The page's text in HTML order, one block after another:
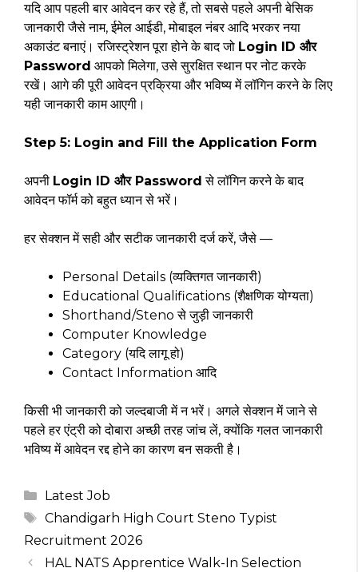
यदि आप पहली बार आवेदन कर रहे हैं, तो सबसे पहले अपनी बेसिक
जानकारी जैसे नाम, ईमेल आईडी, मोबाइल नंबर आदि भरकर नया
अकाउंट बनाएं। रजिस्ट्रेशन पूरा होने के बाद जो Login ID और
Password आपको मिलेगा, उसे सुरक्षित स्थान पर नोट करके
रखें। आगे की पूरी आवेदन प्रक्रिया और भविष्य में लॉगिन करने के लिए
यही जानकारी काम आएगी।
Step 5: Login and Fill the Application Form
अपनी Login ID और Password से लॉगिन करने के बाद
आवेदन फॉर्म को बहुत ध्यान से भरें।
हर सेक्शन में सही और सटीक जानकारी दर्ज करें, जैसे —
Personal Details (व्यक्तिगत जानकारी)
Educational Qualifications (शैक्षणिक योग्यता)
Shorthand/Steno से जुड़ी जानकारी
Computer Knowledge
Category (यदि लागू हो)
Contact Information आदि
किसी भी जानकारी को जल्दबाजी में न भरें। अगले सेक्शन में जाने से
पहले हर एंट्री को दोबारा अच्छी तरह जांच लें, क्योंकि गलत जानकारी
भविष्य में आवेदन रद्द होने का कारण बन सकती है।
Categories
Latest Job
Tags
Chandigarh High Court Steno Typist
Recruitment 2026
HAL NATS Apprentice Walk-In Selection